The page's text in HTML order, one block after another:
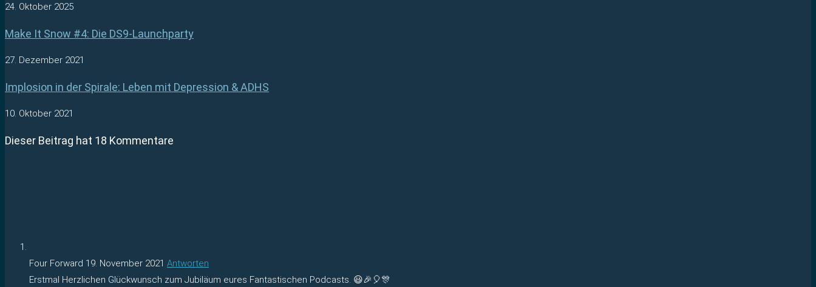
24. Oktober 2025
Make It Snow #4: Die DS9-Launchparty
27. Dezember 2021
Implosion in der Spirale: Leben mit Depression & ADHS
10. Oktober 2021
Dieser Beitrag hat 18 Kommentare
Four Forward 19. November 2021 Antworten
Erstmal Herzlichen Glückwunsch zum Jubiläum eures Fantastischen Podcasts. 😃🎉🎈🎊